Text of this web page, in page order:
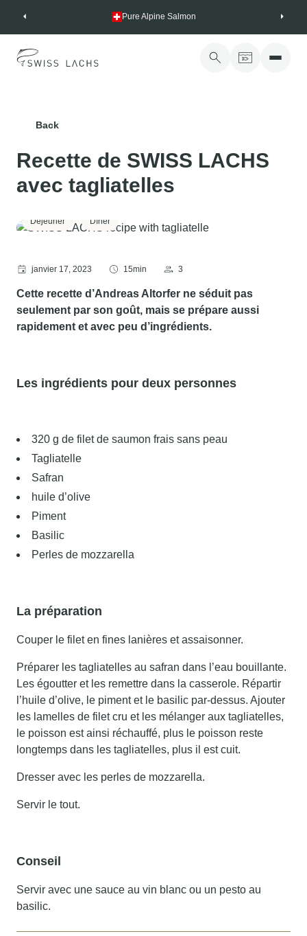
Pure Alpine Salmon
Back
Recette de SWISS LACHS
avec tagliatelles
Déjeuner Dîner
janvier 17, 2023 15min 3
Cette recette d’Andreas Altorfer ne séduit pas
seulement par son goût, mais se prépare aussi
rapidement et avec peu d’ingrédients.
Les ingrédients pour deux personnes
320 g de filet de saumon frais sans peau
Tagliatelle
Safran
huile d’olive
Piment
Basilic
Perles de mozzarella
La préparation
Couper le filet en fines lanières et assaisonner.
Préparer les tagliatelles au safran dans l’eau bouillante.
Les égoutter et les remettre dans la casserole. Répartir
l’huile d’olive, le piment et le basilic par-dessus. Ajouter
les lamelles de filet cru et les mélanger aux tagliatelles,
le poisson est ainsi réchauffé, plus le poisson reste
longtemps dans les tagliatelles, plus il est cuit.
Dresser avec les perles de mozzarella.
Servir le tout.
Conseil
Servir avec une sauce au vin blanc ou un pesto au
basilic.